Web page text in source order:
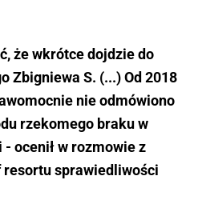
że wkrótce dojdzie do
Zbigniewa S. (...) Od 2018
nie odmówiono
rzekomego braku w
ocenił w rozmowie z
sprawiedliwości